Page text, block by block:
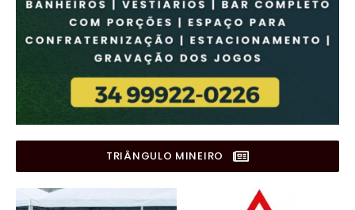
TRIÂNGULO MINEIRO